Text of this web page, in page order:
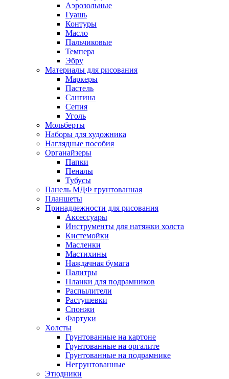
Аэрозольные
Гуашь
Контуры
Масло
Пальчиковые
Темпера
Эбру
Материалы для рисования
Маркеры
Пастель
Сангина
Сепия
Уголь
Мольберты
Наборы для художника
Наглядные пособия
Органайзеры
Папки
Пеналы
Тубусы
Панель МДФ грунтованная
Планшеты
Принадлежности для рисования
Аксессуары
Инструменты для натяжки холста
Кистемойки
Масленки
Мастихины
Наждачная бумага
Палитры
Планки для подрамников
Распылители
Растушевки
Спонжи
Фартуки
Холсты
Грунтованные на картоне
Грунтованные на оргалите
Грунтованные на подрамнике
Негрунтованные
Этюдники